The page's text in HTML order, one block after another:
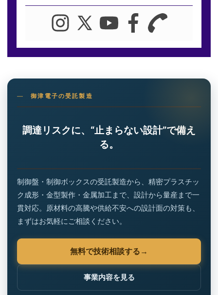
御津電子の受託製造
調達リスクに、“止まらない設計”で備え
る。
制御盤・制御ボックスの受託製造から、精密プラスチッ
ク成形・金型製作・金属加工まで、設計から量産まで一
貫対応。原材料の高騰や供給不安への設計面の対策も、
まずはお気軽にご相談ください。
無料で技術相談する
事業内容を見る